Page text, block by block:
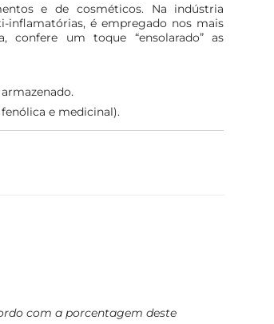
e de cosméticos. Na indústria
inflamatórias, é empregado nos mais
confere um toque “ensolarado” as
e medicinal).
com a porcentagem deste